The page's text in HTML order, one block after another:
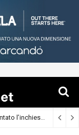
Bayesian, la carenza di giudici può aver rallentato l’inchiesta (Cronaca)